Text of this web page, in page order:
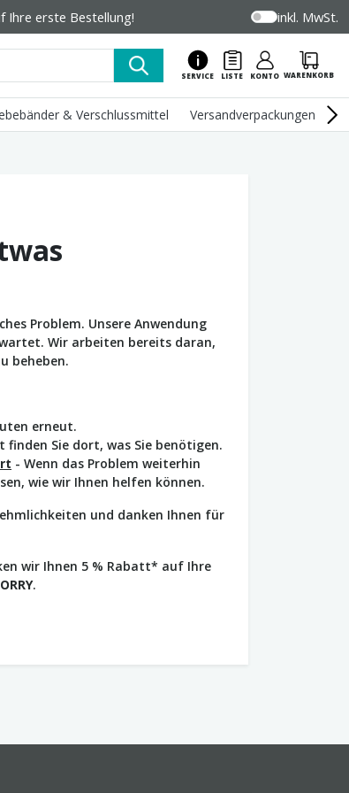
Ihre erste Bestellung! inkl. MwSt.
SERVICE LISTE KONTO WARENKORB
& Verschlussmittel Versandverpackungen
Problem. Unsere Anwendung
Wir arbeiten bereits daran,
beheben.
erneut.
finden Sie dort, was Sie benötigen.
- Wenn das Problem weiterhin
wie wir Ihnen helfen können.
und danken Ihnen für
wir Ihnen 5 % Rabatt* auf Ihre
.